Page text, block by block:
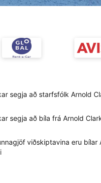
segja að starfsfólk Arnold
segja að bíla frá Arnold
viðskiptavina eru bílar